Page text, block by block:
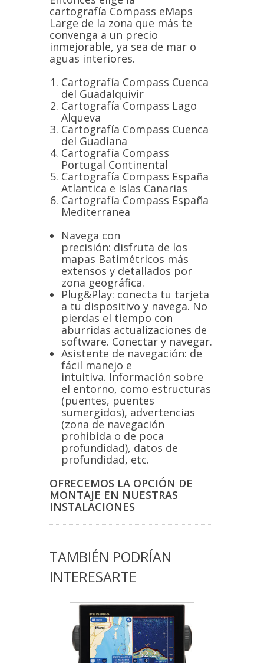
cartografía Compass eMaps
Large de la zona que más te
convenga a un precio
inmejorable, ya sea de mar o
aguas interiores.
Cartografía Compass Cuenca
del Guadalquivir
Cartografía Compass Lago
Alqueva
Cartografía Compass Cuenca
del Guadiana
Cartografía Compass
Portugal Continental
Cartografía Compass España
Atlantica e Islas Canarias
Cartografía Compass España
Mediterranea
Navega con
precisión: disfruta de los
mapas Batimétricos más
extensos y detallados por
zona geográfica.
Plug&Play: conecta tu tarjeta
a tu dispositivo y navega. No
pierdas el tiempo con
aburridas actualizaciones de
software. Conectar y navegar.
Asistente de navegación: de
fácil manejo e
intuitiva. Información sobre
el entorno, como estructuras
(puentes, puentes
sumergidos), advertencias
(zona de navegación
prohibida o de poca
profundidad), datos de
profundidad, etc.
OFRECEMOS LA OPCIÓN DE
MONTAJE EN NUESTRAS
INSTALACIONES
TAMBIÉN PODRÍAN
INTERESARTE